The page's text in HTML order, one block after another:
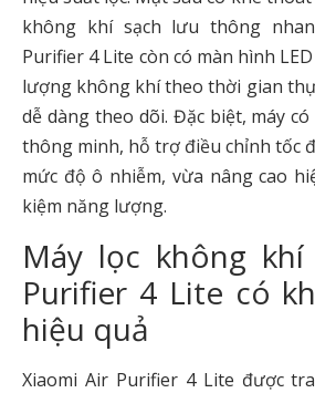
không khí sạch lưu thông
Purifier 4 Lite còn có màn hình
lượng không khí theo thời gian
dễ dàng theo dõi. Đặc biệt, máy
thông minh, hỗ trợ điều chỉnh tốc
mức độ ô nhiễm, vừa nâng cao
kiệm năng lượng.
Máy lọc không
Purifier 4 Lite có
hiệu quả
Xiaomi Air Purifier 4 Lite được